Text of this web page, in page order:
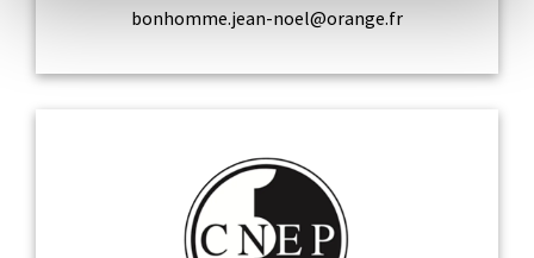
bonhomme.jean-noel@orange.fr